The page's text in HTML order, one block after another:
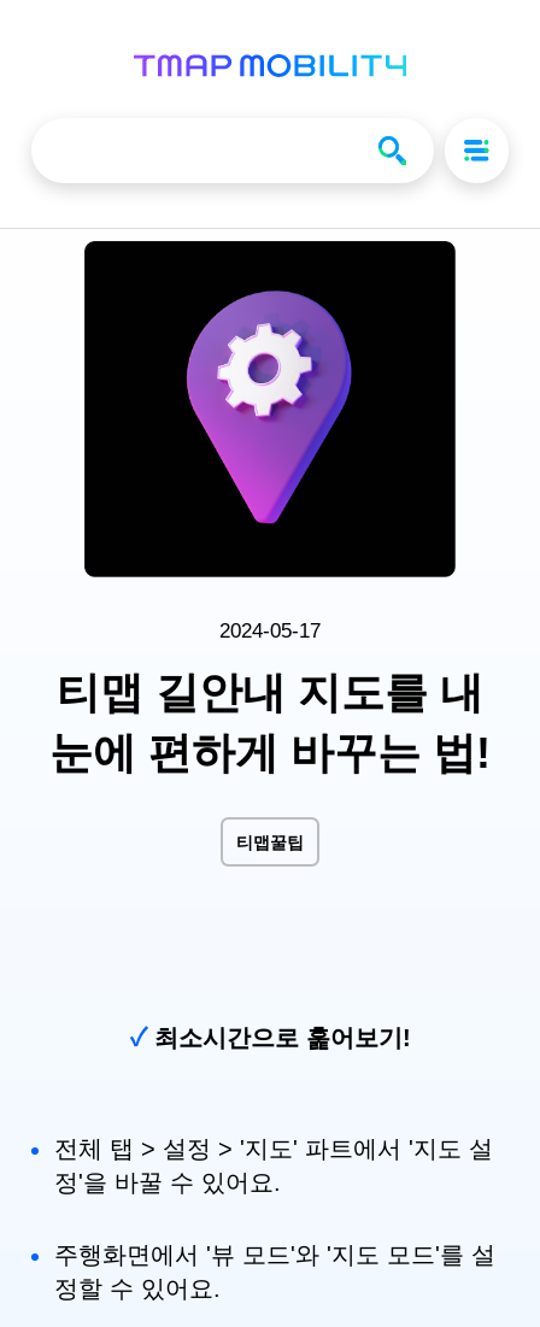
2024-05-17
티맵 길안내 지도를 내
눈에 편하게 바꾸는 법!
티맵꿀팁
✓최소시간으로 훑어보기!
전체 탭 > 설정 > '지도' 파트에서 '지도 설
정'을 바꿀 수 있어요.
주행화면에서 '뷰 모드'와 '지도 모드'를 설
정할 수 있어요.